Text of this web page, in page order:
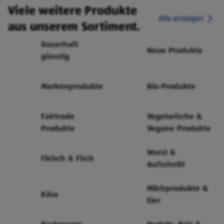
Viele weitere Produkte
aus unserem Sortiment.
Alle anzeigen
Dauerhaft
günstig
Neue Produkte
Markenprodukte Bio-Produkte
Fairtrade
Produkte
Vegetarische &
Vegane Produkte
Fleisch & Fisch
Wurst &
Aufschnitt
Käse
Milchprodukte &
Eier